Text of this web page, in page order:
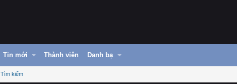
Tin mới Thành viên Danh bạ
Tìm kiếm